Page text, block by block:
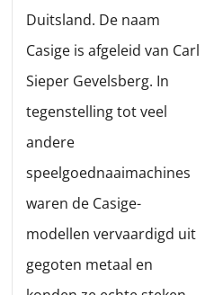
Duitsland. De naam
Casige is afgeleid van Carl
Sieper Gevelsberg. In
tegenstelling tot veel
andere
speelgoednaaimachines
waren de Casige-
modellen vervaardigd uit
gegoten metaal en